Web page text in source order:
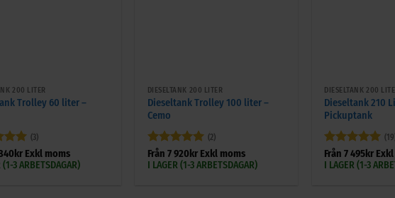
200 LITER
Trolley 60 liter –
5
(3)
kr Exkl moms
(1-3 ARBETSDAGAR)
DIESELTANK 200 LITER
Dieseltank Trolley 100 liter –
Cemo
Betygsatt5
av 5
(2)
Från 7 920 krExkl moms
I LAGER (1-3 ARBETSDAGAR)
DIESELTANK 200
Dieseltank 210
Pickuptank
Betygsatt5
av 5
Från7 495kr
I LAGER (1-3